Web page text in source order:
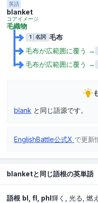
英語
blanket
コアイメージ
毛織物
1 名詞
毛布
毛布が広範囲に覆う →
毛布が広範囲に覆う →
blank と同じ語源です。
EnglishBattle公式X で更新
blanketと同じ語根の英単語
語根 bl fl phl輝く 光る 燃